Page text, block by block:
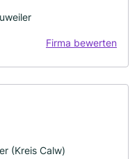
Firma bewerten
(Kreis Calw)